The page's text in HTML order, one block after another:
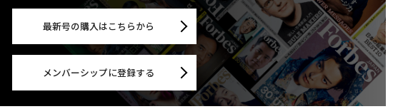
最新号の購入はこちらから
メンバーシップに登録する